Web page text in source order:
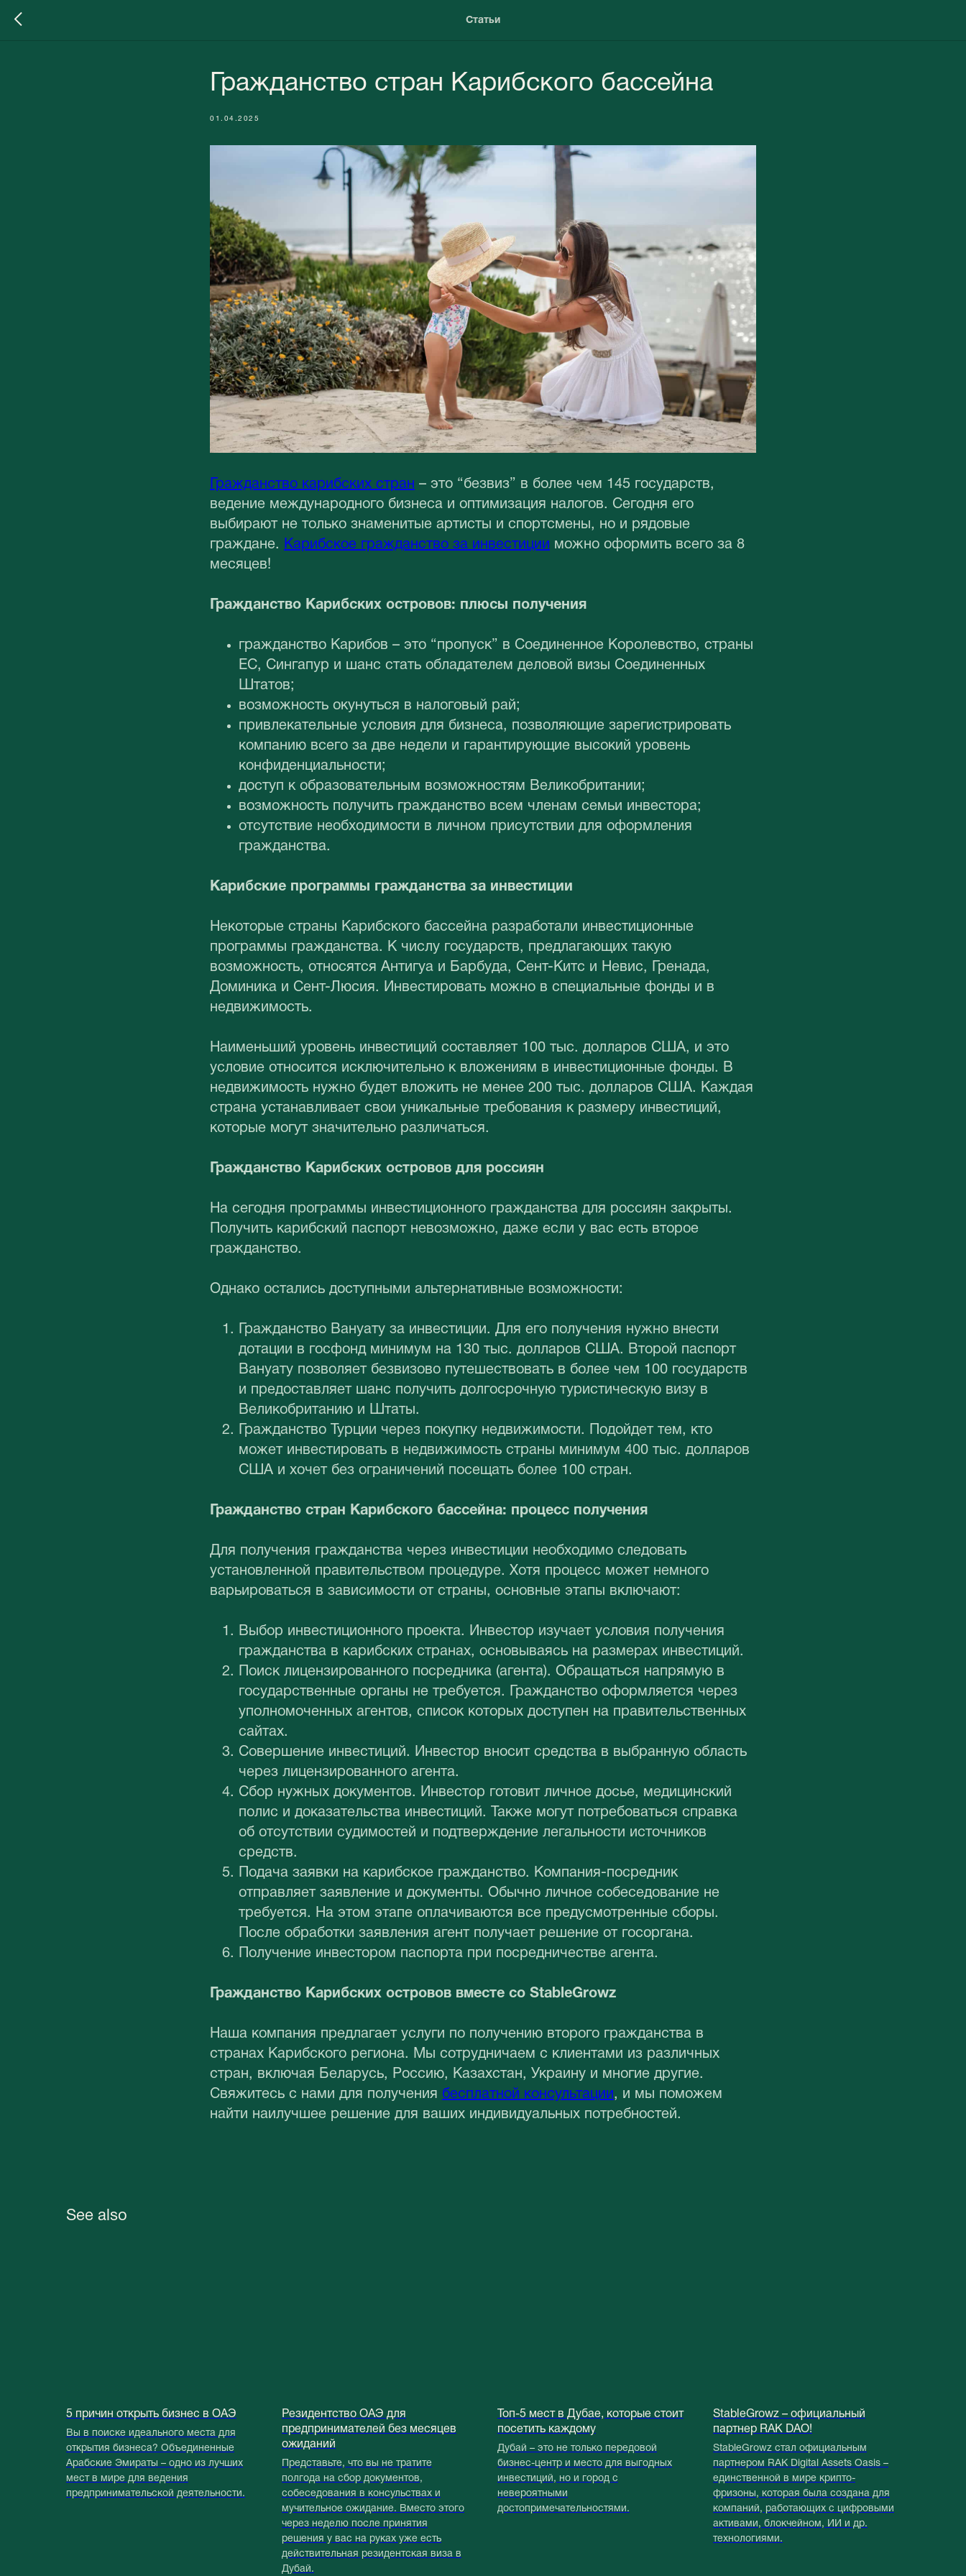
Статьи
Гражданство стран Карибского бассейна
01.04.2025
Гражданство карибских стран – это “безвиз” в более чем 145 государств,
ведение международного бизнеса и оптимизация налогов. Сегодня его
выбирают не только знаменитые артисты и спортсмены, но и рядовые
граждане.
Карибское гражданство за инвестиции можно оформить всего за 8
месяцев!
Гражданство Карибских островов: плюсы получения
гражданство Карибов – это “пропуск” в Соединенное Королевство, страны
ЕС, Сингапур и шанс стать обладателем деловой визы Соединенных
Штатов;
возможность окунуться в налоговый рай;
привлекательные условия для бизнеса, позволяющие зарегистрировать
компанию всего за две недели и гарантирующие высокий уровень
конфиденциальности;
доступ к образовательным возможностям Великобритании;
возможность получить гражданство всем членам семьи инвестора;
отсутствие необходимости в личном присутствии для оформления
гражданства.
Карибские программы гражданства за инвестиции
Некоторые страны Карибского бассейна разработали инвестиционные
программы гражданства. К числу государств, предлагающих такую
возможность, относятся Антигуа и Барбуда, Сент-Китс и Невис, Гренада,
Доминика и Сент-Люсия. Инвестировать можно в специальные фонды и в
недвижимость.
Наименьший уровень инвестиций составляет 100 тыс. долларов США, и это
условие относится исключительно к вложениям в инвестиционные фонды. В
недвижимость нужно будет вложить не менее 200 тыс. долларов США. Каждая
страна устанавливает свои уникальные требования к размеру инвестиций,
которые могут значительно различаться.
Гражданство Карибских островов для россиян
На сегодня программы инвестиционного гражданства для россиян закрыты.
Получить карибский паспорт невозможно, даже если у вас есть второе
гражданство.
Однако остались доступными альтернативные возможности:
Гражданство Вануату за инвестиции. Для его получения нужно внести
дотации в госфонд минимум на 130 тыс. долларов США. Второй паспорт
Вануату позволяет безвизово путешествовать в более чем 100 государств
и предоставляет шанс получить долгосрочную туристическую визу в
Великобританию и Штаты.
Гражданство Турции через покупку недвижимости. Подойдет тем, кто
может инвестировать в недвижимость страны минимум 400 тыс. долларов
США и хочет без ограничений посещать более 100 стран.
Гражданство стран Карибского бассейна: процесс получения
Для получения гражданства через инвестиции необходимо следовать
установленной правительством процедуре. Хотя процесс может немного
варьироваться в зависимости от страны, основные этапы включают:
Выбор инвестиционного проекта. Инвестор изучает условия получения
гражданства в карибских странах, основываясь на размерах инвестиций.
Поиск лицензированного посредника (агента). Обращаться напрямую в
государственные органы не требуется. Гражданство оформляется через
уполномоченных агентов, список которых доступен на правительственных
сайтах.
Совершение инвестиций. Инвестор вносит средства в выбранную область
через лицензированного агента.
Сбор нужных документов. Инвестор готовит личное досье, медицинский
полис и доказательства инвестиций. Также могут потребоваться справка
об отсутствии судимостей и подтверждение легальности источников
средств.
Подача заявки на карибское гражданство. Компания-посредник
отправляет заявление и документы. Обычно личное собеседование не
требуется. На этом этапе оплачиваются все предусмотренные сборы.
После обработки заявления агент получает решение от госоргана.
Получение инвестором паспорта при посредничестве агента.
Гражданство Карибских островов вместе со StableGrowz
Наша компания предлагает услуги по получению второго гражданства в
странах Карибского региона. Мы сотрудничаем с клиентами из различных
стран, включая Беларусь, Россию, Казахстан, Украину и многие другие.
Свяжитесь с нами для получения бесплатной консультации, и мы поможем
найти наилучшее решение для ваших индивидуальных потребностей.
See also
5 причин открыть бизнес в ОАЭ
Вы в поиске идеального места для
открытия бизнеса? Объединенные
Арабские Эмираты – одно из лучших
мест в мире для ведения
предпринимательской деятельности.
Резидентство ОАЭ для
предпринимателей без месяцев
ожиданий
Представьте, что вы не тратите
полгода на сбор документов,
собеседования в консульствах и
мучительное ожидание. Вместо этого
через неделю после принятия
решения у вас на руках уже есть
действительная резидентская виза в
Дубай.
Топ-5 мест в Дубае, которые стоит
посетить каждому
Дубай – это не только передовой
бизнес-центр и место для выгодных
инвестиций, но и город с
невероятными
достопримечательностями.
StableGrowz – официальный
партнер RAK DAO!
StableGrowz стал официальным
партнером RAK Digital Assets Oasis –
единственной в мире крипто-
фризоны, которая была создана для
компаний, работающих с цифровыми
активами, блокчейном, ИИ и др.
технологиями.